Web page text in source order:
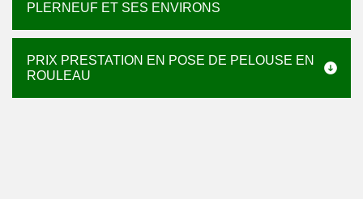
PLERNEUF ET SES ENVIRONS
PRIX PRESTATION EN POSE DE PELOUSE EN
ROULEAU